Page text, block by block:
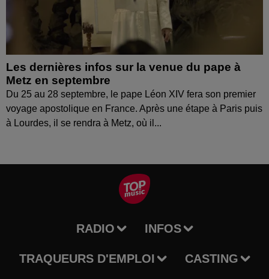
Les dernières infos sur la venue du pape à
Metz en septembre
Du 25 au 28 septembre, le pape Léon XIV fera son premier
voyage apostolique en France. Après une étape à Paris puis
à Lourdes, il se rendra à Metz, où il...
RADIO INFOS
TRAQUEURS D'EMPLOI CASTING